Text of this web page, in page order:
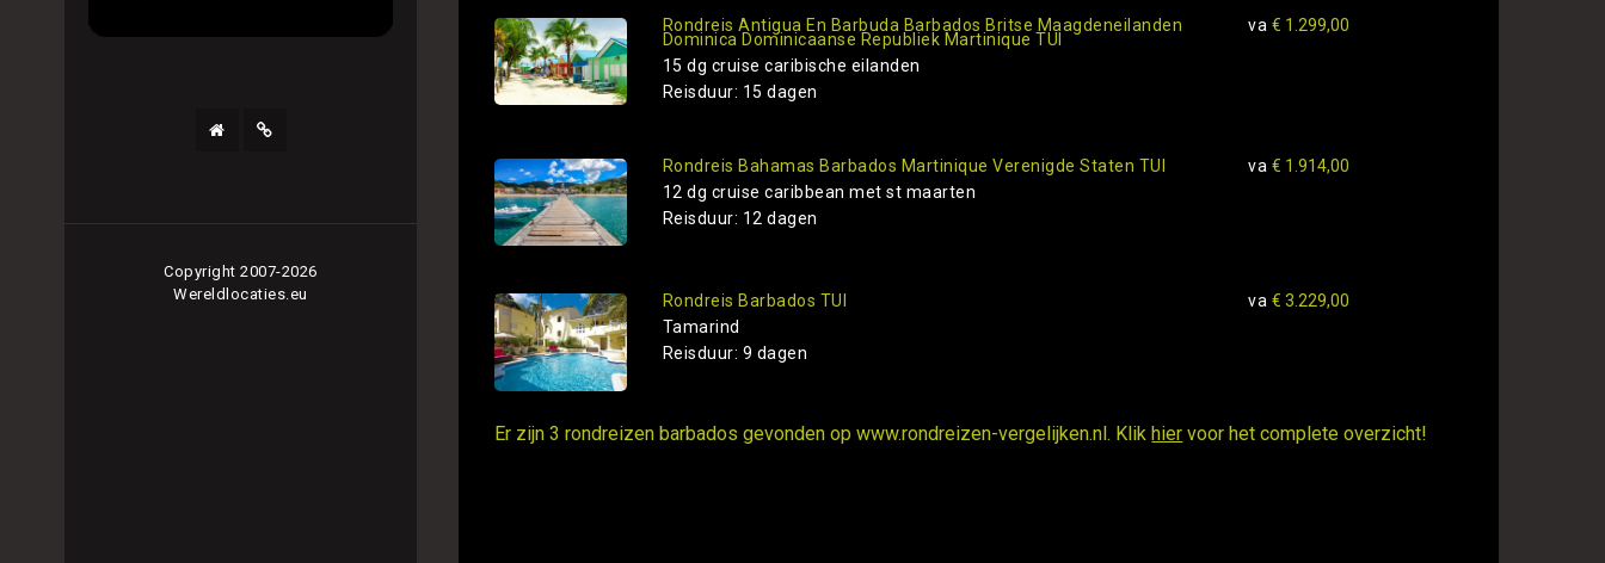
Copyright 2007-2026
Wereldlocaties.eu
Rondreis Antigua En Barbuda Barbados Britse Maagdeneilanden
Dominica Dominicaanse Republiek Martinique TUI
15 dg cruise caribische eilanden
Reisduur: 15 dagen
va € 1.299,00
Rondreis Bahamas Barbados Martinique Verenigde Staten TUI
12 dg cruise caribbean met st maarten
Reisduur: 12 dagen
va € 1.914,00
Rondreis Barbados TUI
Tamarind
Reisduur: 9 dagen
va € 3.229,00
Er zijn 3 rondreizen barbados gevonden op www.rondreizen-vergelijken.nl. Klik hier voor het complete overzicht!